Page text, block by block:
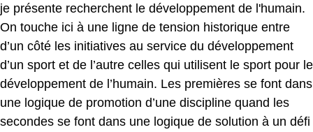
je présente recherchent le développement de l'humain.
On touche ici à une ligne de tension historique entre
d’un côté les initiatives au service du développement
d’un sport et de l’autre celles qui utilisent le sport pour le
développement de l’humain. Les premières se font dans
une logique de promotion d’une discipline quand les
secondes se font dans une logique de solution à un défi